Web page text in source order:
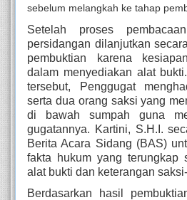
sebelum melangkah ke tahap
Setelah proses
persidangan dilanjutkan
pembuktian karena
dalam menyediakan alat
tersebut, Penggugat
serta dua orang saksi yang
di bawah sumpah guna
gugatannya. Kartini, S.H.I.
Berita Acara Sidang (BAS)
fakta hukum yang terungkap
alat bukti dan keterangan
Berdasarkan hasil